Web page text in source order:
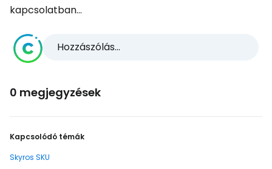
kapcsolatban...
Hozzászólás...
0 megjegyzések
Kapcsolódó témák
Skyros SKU